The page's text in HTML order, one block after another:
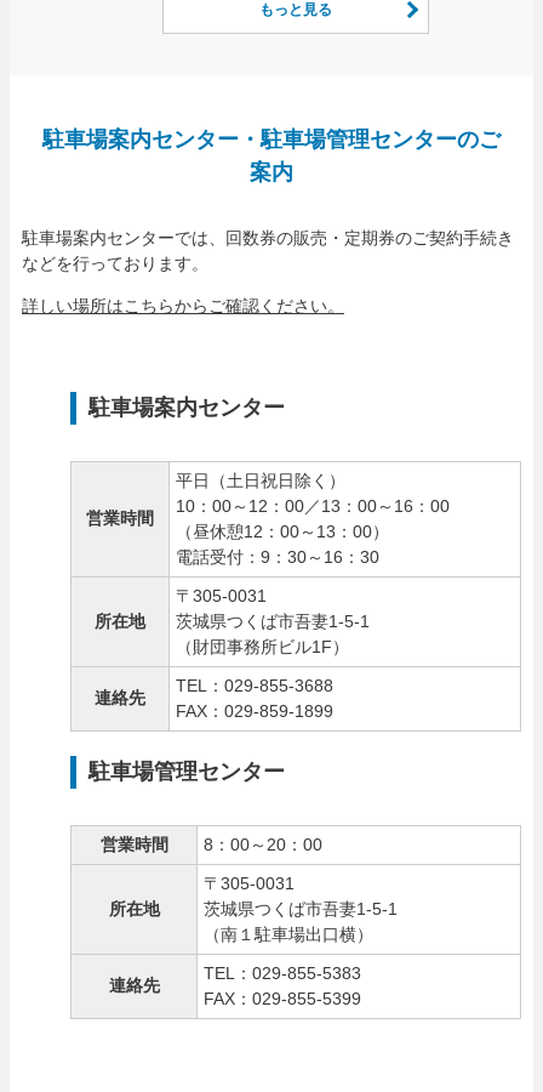
もっと見る
駐車場案内センター・駐車場管理センターのご
案内
駐車場案内センターでは、回数券の販売・定期券のご契約手続き
などを行っております。
詳しい場所はこちらからご確認ください。
駐車場案内センター
営業時間
平日（土日祝日除く）
10：00～12：00／13：00～16：00
（昼休憩12：00～13：00）
電話受付：9：30～16：30
所在地
〒305-0031
茨城県つくば市吾妻1-5-1
（財団事務所ビル1F）
連絡先
TEL：029-855-3688
FAX：029-859-1899
駐車場管理センター
営業時間 8：00～20：00
所在地
〒305-0031
茨城県つくば市吾妻1-5-1
（南１駐車場出口横）
連絡先
TEL：029-855-5383
FAX：029-855-5399